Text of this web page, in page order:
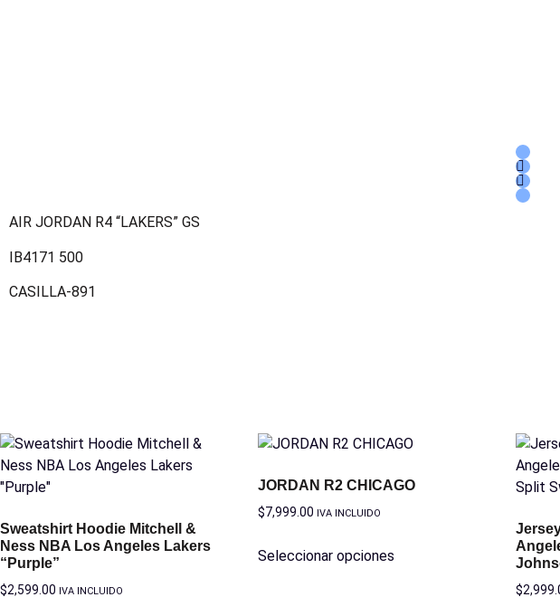
AIR JORDAN R4 “LAKERS” GS
IB4171 500
CASILLA-891
Sweatshirt Hoodie Mitchell &
Ness NBA Los Angeles Lakers
“Purple”
$2,599.00 IVA INCLUIDO
JORDAN R2 CHICAGO
$7,999.00 IVA INCLUIDO
Seleccionar opciones
$